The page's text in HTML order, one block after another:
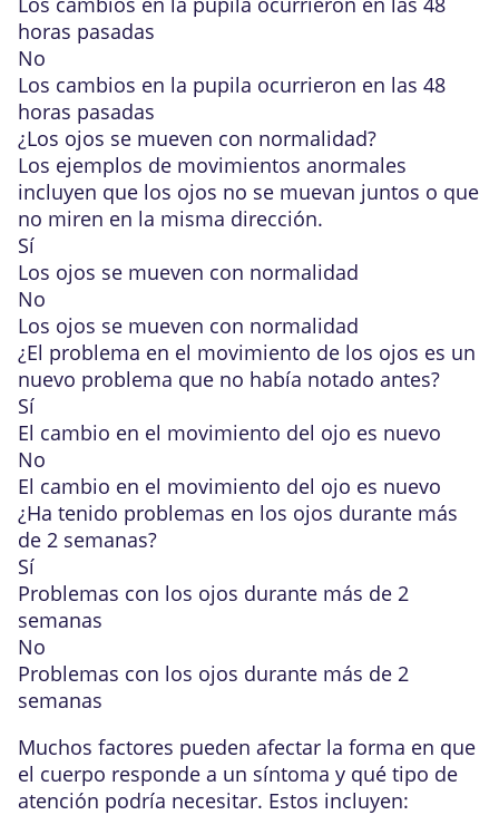
horas pasadas
No
Los cambios en la pupila ocurrieron en las 48
horas pasadas
¿Los ojos se mueven con normalidad?
Los ejemplos de movimientos anormales
incluyen que los ojos no se muevan juntos o que
no miren en la misma dirección.
Sí
Los ojos se mueven con normalidad
No
Los ojos se mueven con normalidad
¿El problema en el movimiento de los ojos es un
nuevo problema que no había notado antes?
Sí
El cambio en el movimiento del ojo es nuevo
No
El cambio en el movimiento del ojo es nuevo
¿Ha tenido problemas en los ojos durante más
de 2 semanas?
Sí
Problemas con los ojos durante más de 2
semanas
No
Problemas con los ojos durante más de 2
semanas
Muchos factores pueden afectar la forma en que
el cuerpo responde a un síntoma y qué tipo de
atención podría necesitar. Estos incluyen: